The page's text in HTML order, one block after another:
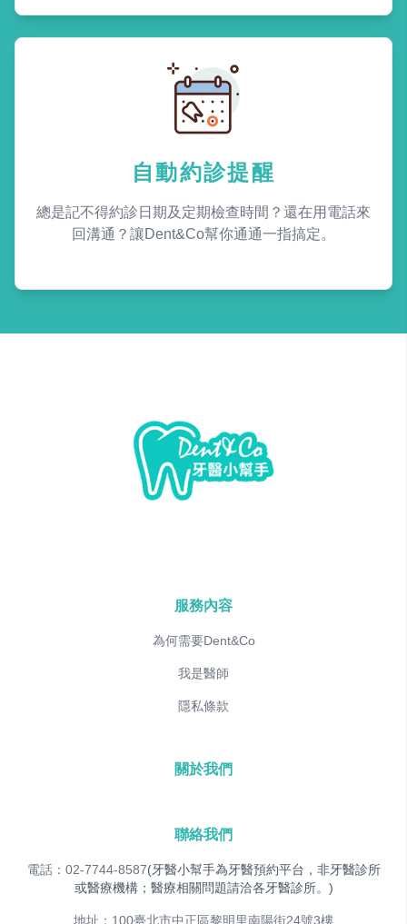
自動約診提醒
總是記不得約診日期及定期檢查時間？還在用電話來
回溝通？讓Dent&Co幫你通通一指搞定。
服務內容
為何需要Dent&Co
我是醫師
隱私條款
關於我們
聯絡我們
電話：02-7744-8587(牙醫小幫手為牙醫預約平台，非牙醫診所
或醫療機構；醫療相關問題請洽各牙醫診所。)
地址：100臺北市中正區黎明里南陽街24號3樓